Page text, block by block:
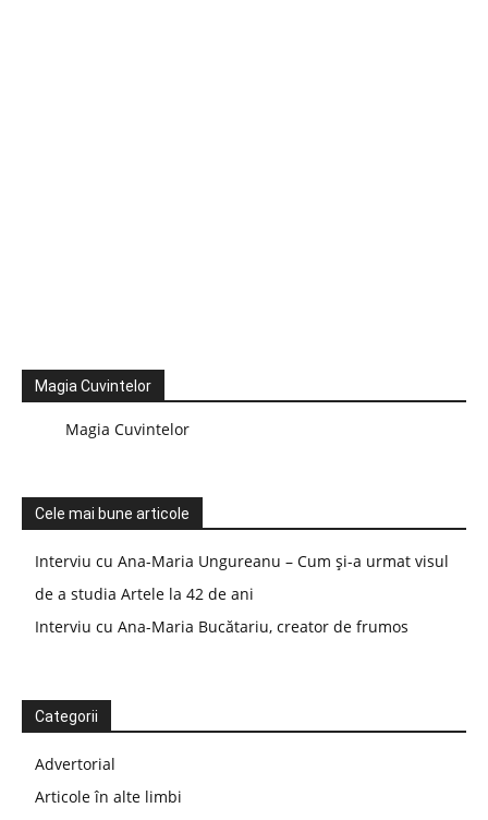
Magia Cuvintelor
Magia Cuvintelor
Cele mai bune articole
Interviu cu Ana-Maria Ungureanu – Cum și-a urmat visul
de a studia Artele la 42 de ani
Interviu cu Ana-Maria Bucătariu, creator de frumos
Categorii
Advertorial
Articole în alte limbi